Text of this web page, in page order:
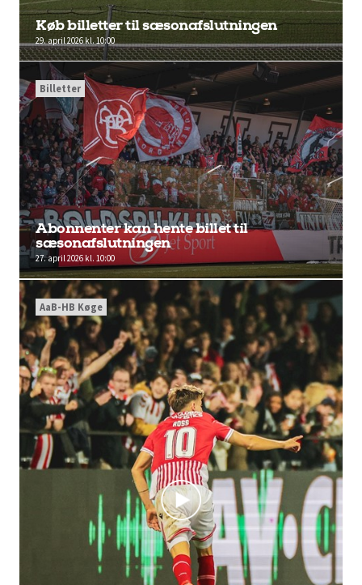
Køb billetter til sæsonafslutningen
29. april 2026 kl. 10:00
Abonnenter kan hente billet til
sæsonafslutningen
27. april 2026 kl. 10:00
Billetter
AaB-HB Køge